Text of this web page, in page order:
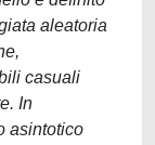
aleatoria
casuali
In
asintotico